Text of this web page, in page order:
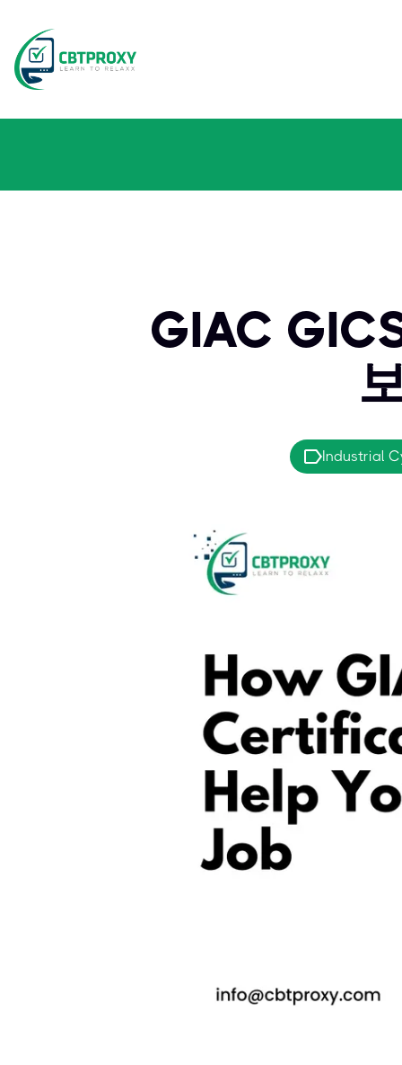
GIAC
Industrial